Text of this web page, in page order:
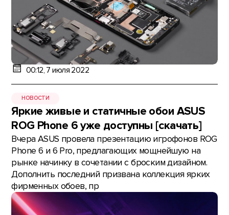
00:12, 7 июля 2022
НОВОСТИ
Яркие живые и статичные обои ASUS
ROG Phone 6 уже доступны [скачать]
Вчера ASUS провела презентацию игрофонов ROG
Phone 6 и 6 Pro, предлагающих мощнейшую на
рынке начинку в сочетании с броским дизайном.
Дополнить последний призвана коллекция ярких
фирменных обоев, пр